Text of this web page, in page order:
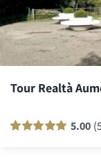
Tour Realtà
5.00